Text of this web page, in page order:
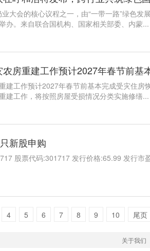
大会的核心议程之一，由“一带一路”绿色
办。来自联合国机构、国家相关部委、内蒙...
房重建工作预计2027年春节前基
建工作预计2027年春节前基本完成受灾住
建工作，将按照房屋受损情况分类实施修缮...
新股申购
股票代码:301717 发行价格:65.99 发行
4 5 6 7 8 9 10 尾页
关于我们